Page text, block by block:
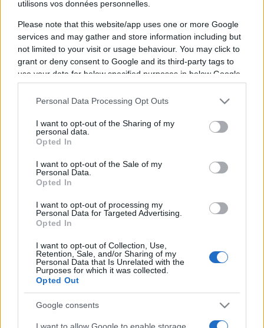
utilisons vos données personnelles.
Please note that this website/app uses one or more Google
services and may gather and store information including but
not limited to your visit or usage behaviour. You may click to
grant or deny consent to Google and its third-party tags to
use your data for below specified purposes in below Google
consent section.
Personal Data Processing Opt Outs
I want to opt-out of the Sharing of my
personal data.
Opted In
I want to opt-out of the Sale of my
Personal Data.
Opted In
I want to opt-out of processing my
Personal Data for Targeted Advertising.
Opted In
I want to opt-out of Collection, Use,
Retention, Sale, and/or Sharing of my
Personal Data that Is Unrelated with the
Purposes for which it was collected.
Opted Out
Google consents
I want to allow Google to enable storage
Programme TV Rugby>Six Nations> Italie - Irlande
Samedi 15 Mars 2025
15h15
Italie Irlande